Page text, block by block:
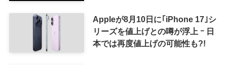
Appleが8月10日に｢iPhone 17｣シ
リーズを値上げとの噂が浮上 ｰ 日
本では再度値上げの可能性も?!